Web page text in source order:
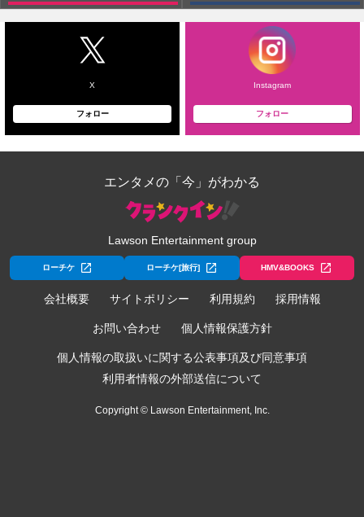
X
フォロー
Instagram
フォロー
エンタメの「今」がわかる
Lawson Entertainment group
ローチケ ローチケ[旅行] HMV&BOOKS
会社概要 サイトポリシー 利用規約 採用情報
お問い合わせ 個人情報保護方針
個人情報の取扱いに関する公表事項及び同意事項
利用者情報の外部送信について
Copyright © Lawson Entertainment, Inc.